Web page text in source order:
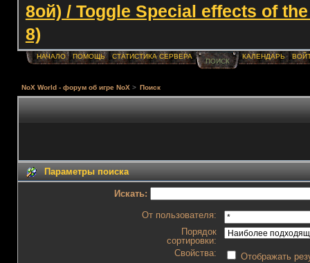
8ой) / Toggle Special effects of
8)
НАЧАЛО ПОМОЩЬ СТАТИСТИКА СЕРВЕРА
ПОИСК
КАЛЕНДАРЬ
NoX World - форум об игре NoX > Поиск
Параметры поиска
Искать:
От пользователя:
Порядок
сортировки:
Свойства:
Отображать